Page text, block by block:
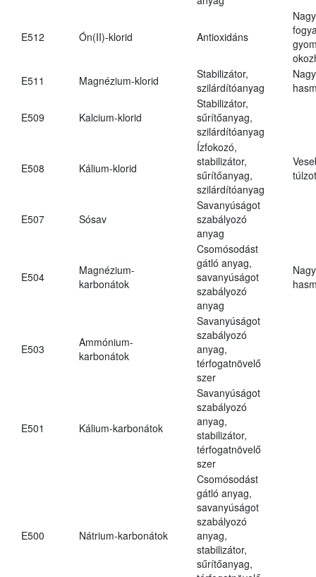
E512 Ón(II)-klorid Antioxidáns
E511
Magnézium-klorid
Stabilizátor,
szilárdítóanyag
E509 Kalcium-klorid
Stabilizátor,
sűrítőanyag,
szilárdítóanyag
E508 Kálium-klorid
Ízfokozó,
stabilizátor,
sűrítőanyag,
szilárdítóanyag
E507 Sósav
Savanyúságot
szabályozó
anyag
E504
Magnézium-
karbonátok
Csomósodást
gátló anyag,
savanyúságot
szabályozó
anyag
E503
Ammónium-
karbonátok
Savanyúságot
szabályozó
anyag,
térfogatnövelő
szer
E501 Kálium-karbonátok
Savanyúságot
szabályozó
anyag,
stabilizátor,
térfogatnövelő
szer
E500 Nátrium-karbonátok
Csomósodást
gátló anyag,
savanyúságot
szabályozó
anyag,
stabilizátor,
sűrítőanyag,